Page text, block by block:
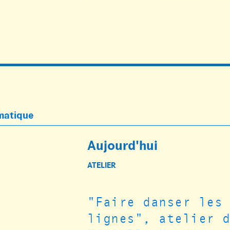
Aujourd'hui
ATELIER
"Faire danser les
lignes", atelier